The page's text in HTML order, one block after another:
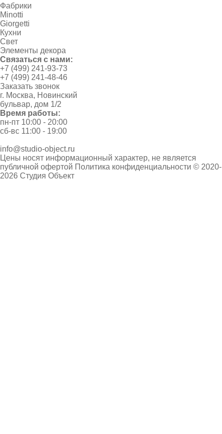
Фабрики
Minotti
Giorgetti
Кухни
Свет
Элементы декора
Связаться с нами:
+7 (499) 241-93-73
+7 (499) 241-48-46
Заказать звонок
г. Москва, Новинский
бульвар, дом 1/2
Время работы:
пн-пт 10:00 - 20:00
сб-вс 11:00 - 19:00
info@studio-object.ru
Цены носят информационный характер, не является
публичной офертой Политика конфиденциальности © 2020-
2026 Студия Объект